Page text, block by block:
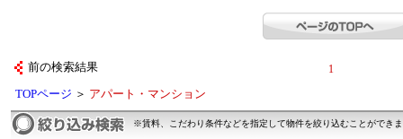
前の検索結果 1
TOPページ ＞ アパート・マンション
※賃料、こだわり条件などを指定して物件を絞り込むことができ